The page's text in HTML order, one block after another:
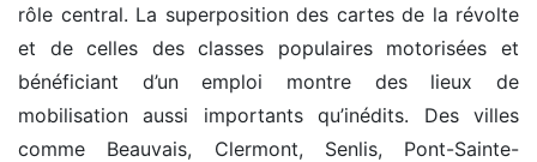
rôle central. La superposition des cartes de la révolte
et de celles des classes populaires motorisées et
bénéficiant d’un emploi montre des lieux de
mobilisation aussi importants qu’inédits. Des villes
comme Beauvais, Clermont, Senlis, Pont-Sainte-